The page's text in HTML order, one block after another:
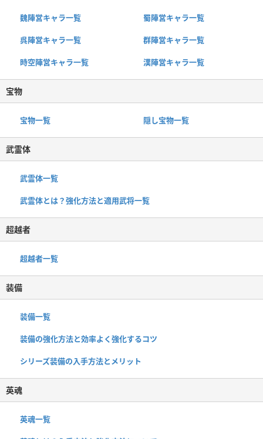
魏陣営キャラ一覧 蜀陣営キャラ一覧
呉陣営キャラ一覧 群陣営キャラ一覧
時空陣営キャラ一覧 漢陣営キャラ一覧
宝物
宝物一覧 隠し宝物一覧
武霊体
武霊体一覧
武霊体とは？強化方法と適用武将一覧
超越者
超越者一覧
装備
装備一覧
装備の強化方法と効率よく強化するコツ
シリーズ装備の入手方法とメリット
英魂
英魂一覧